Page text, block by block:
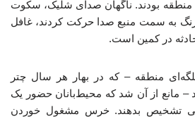
بودند. ناگهان صدای شلیک، سکوت
به سمت منبع صدا حرکت کردند، غافل
حادثه در کمین است.
منطقه – که در بهار هر سال چتر
مانع از آن شد که محیط‌بانان حضور یک
تشخیص بدهند. خرس مشغول خوردن